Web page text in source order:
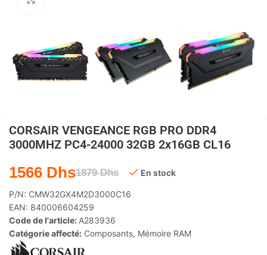
CORSAIR VENGEANCE RGB PRO DDR4
3000MHZ PC4-24000 32GB 2x16GB CL16
1879Dhs
1566 Dhs En stock
P/N: CMW32GX4M2D3000C16
EAN: 840006604259
Code de l'article: A283936
Catégorie affecté: Composants, Mémoire RAM